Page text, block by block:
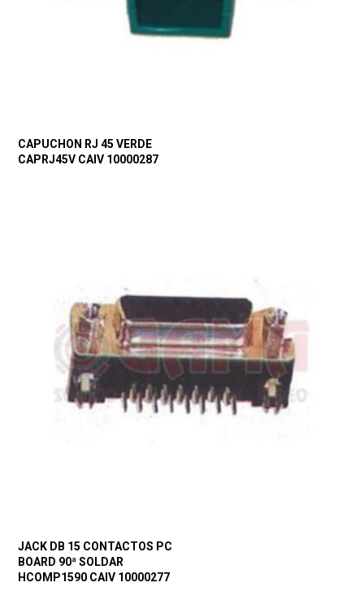
CAPUCHON RJ 45 VERDE
CAPRJ45V CAIV 10000287
JACK DB 15 CONTACTOS PC
BOARD 90ª SOLDAR
HCOMP1590 CAIV 10000277